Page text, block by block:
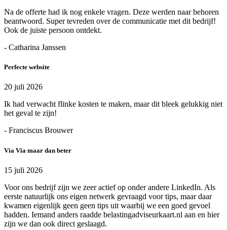
Na de offerte had ik nog enkele vragen. Deze werden naar behoren
beantwoord. Super tevreden over de communicatie met dit bedrijf!
Ook de juiste persoon ontdekt.
- Catharina Janssen
Perfecte website
20 juli 2026
Ik had verwacht flinke kosten te maken, maar dit bleek gelukkig niet
het geval te zijn!
- Franciscus Brouwer
Via Via maar dan beter
15 juli 2026
Voor ons bedrijf zijn we zeer actief op onder andere LinkedIn. Als
eerste natuurlijk ons eigen netwerk gevraagd voor tips, maar daar
kwamen eigenlijk geen geen tips uit waarbij we een goed gevoel
hadden. Iemand anders raadde belastingadviseurkaart.nl aan en hier
zijn we dan ook direct geslaagd.